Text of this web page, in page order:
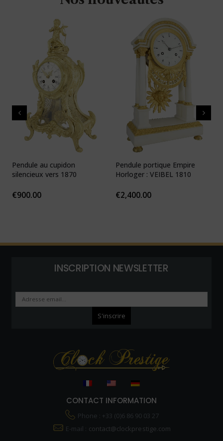
Pendule au cupidon
silencieux vers 1870
€900.00
Pendule portique Empire
Horloger : VEIBEL 1810
€2,400.00
INSCRIPTION NEWSLETTER
CONTACT INFORMATION
Phone : +33 (0)6 86 90 03 27
E-mail : contact@clockprestige.com